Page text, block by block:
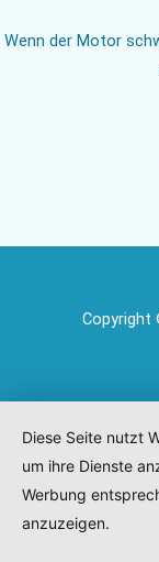
Wenn der Motor
Copyright
Diese Seite nutzt
um ihre Dienste
Werbung
anzuzeigen.